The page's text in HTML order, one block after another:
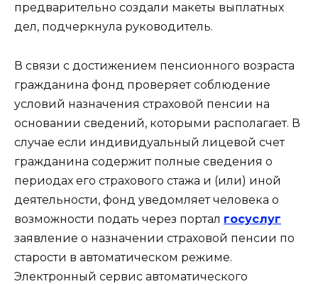
предварительно создали макеты выплатных
дел, подчеркнула руководитель.
В связи с достижением пенсионного возраста
гражданина фонд проверяет соблюдение
условий назначения страховой пенсии на
основании сведений, которыми располагает. В
случае если индивидуальный лицевой счет
гражданина содержит полные сведения о
периодах его страхового стажа и (или) иной
деятельности, фонд уведомляет человека о
возможности подать через портал госуслуг
заявление о назначении страховой пенсии по
старости в автоматическом режиме.
Электронный сервис автоматического